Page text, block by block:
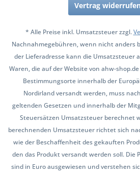
Vertrag widerrufen
* Alle Preise inkl. Umsatzsteuer zzgl.
Nachnahmegebühren, wenn nicht anders
der Lieferadresse kann die Umsatzsteuer
Waren, die auf der Website von ahw-
Bestimmungsorte innerhalb der
Nordirland versandt werden, muss
geltenden Gesetzen und innerhalb der
Steuersätzen Umsatzsteuer berechnet
berechnenden Umsatzsteuer richtet sich
wie der Beschaffenheit des gekauften
den das Produkt versandt werden soll. Die
sind in Euro ausgewiesen und verstehen